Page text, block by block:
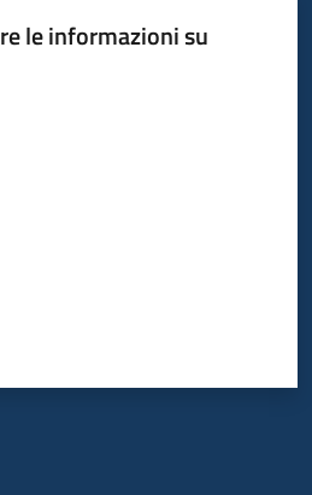
le informazioni su